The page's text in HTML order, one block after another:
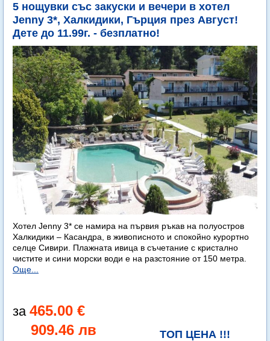
5 нощувки със закуски и вечери в хотел
Jenny 3*, Халкидики, Гърция през Август!
Дете до 11.99г. - безплатно!
Хотел Jenny 3* се намира на първия ръкав на полуостров
Халкидики – Касандра, в живописното и спокойно курортно
селце Сивири. Плажната ивица в съчетание с кристално
чистите и сини морски води е на разстояние от 150 метра.
Още...
465.00 €
909.46 лв
ТОП ЦЕНА !!!